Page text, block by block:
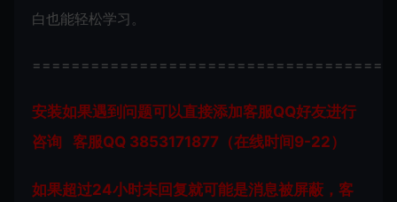
白也能轻松学习。
安装如果遇到问题可以直接添加客服QQ好友进行
咨询 客服QQ 3853171877（在线时间9-22）
如果超过24小时未回复就可能是消息被屏蔽，客